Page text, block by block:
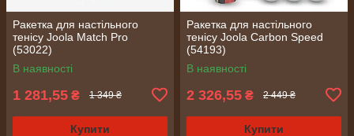
Ракетка для настільного
тенісу Joola Match Pro
(53022)
В наявності
1 281,55 ₴ 1 349 ₴
Купити
Ракетка для настільного
тенісу Joola Carbon Speed
(54193)
В наявності
2 326,55 ₴ 2 449 ₴
Купити